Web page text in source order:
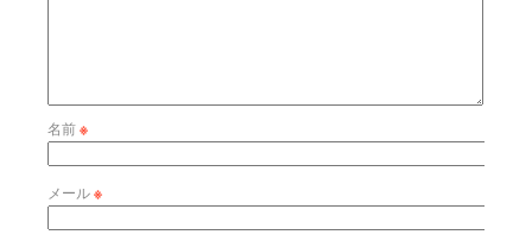
名前※
メール※